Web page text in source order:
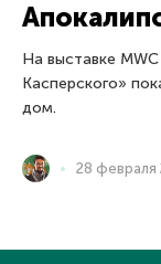
На выставке
Касперского»
дом.
28 февраля